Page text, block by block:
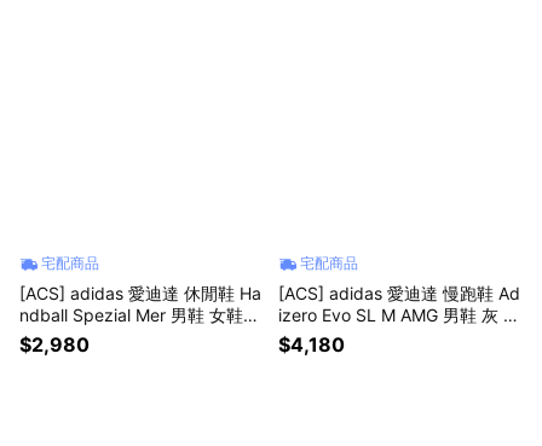
宅配商品
[ACS] adidas 愛迪達 休閒鞋 Ha
ndball Spezial Mer 男鞋 女鞋
黑 復古 賓士 德訓鞋 KJ1185
$2,980
宅配商品
[ACS] adidas 愛迪達 慢跑鞋 Ad
izero Evo SL M AMG 男鞋 灰 黃
賓士 AMG F1 KI7297
$4,180